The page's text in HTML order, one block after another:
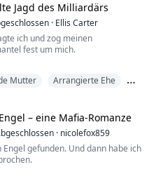
Mutter zurückholen. Doch
dieser kalte, mächtige CEO – ...
Jagd des Milliardärs
· Ellis Carter
ich und zog meinen
fest um mich.
Tochter der Familie Reed, und sie
aus dem Gesicht. Ich hatte geplant,
alles zu erklären, aber Victoria
Ehe vor?“, zwang ich m...
Mutter
Arrangierte Ehe
– eine Mafia-Romanze
· nicolefox859
gefunden. Und dann habe ich